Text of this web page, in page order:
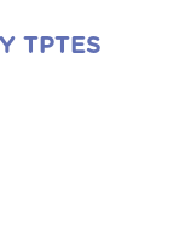
TPTES